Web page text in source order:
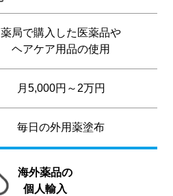
薬局で購入した医薬品や
ヘアケア用品の使用
月5,000円～2万円
毎日の外用薬塗布
海外薬品の
個人輸入